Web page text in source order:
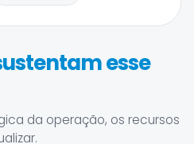
esse
da operação, os recursos